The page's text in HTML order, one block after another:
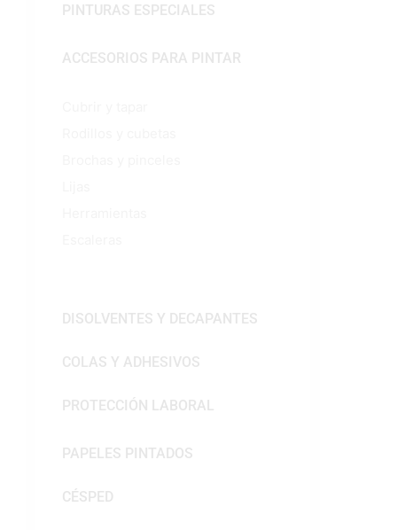
PINTURAS ESPECIALES
ACCESORIOS PARA PINTAR
DISOLVENTES Y DECAPANTES
COLAS Y ADHESIVOS
PROTECCIÓN LABORAL
PAPELES PINTADOS
CÉSPED